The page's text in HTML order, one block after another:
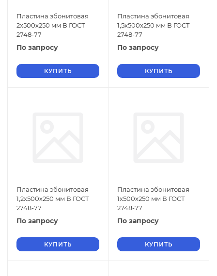
Пластина эбонитовая
2х500х250 мм В ГОСТ
2748-77
По запросу
КУПИТЬ
Пластина эбонитовая
1,5х500х250 мм В ГОСТ
2748-77
По запросу
КУПИТЬ
Пластина эбонитовая
1,2х500х250 мм В ГОСТ
2748-77
По запросу
КУПИТЬ
Пластина эбонитовая
1х500х250 мм В ГОСТ
2748-77
По запросу
КУПИТЬ